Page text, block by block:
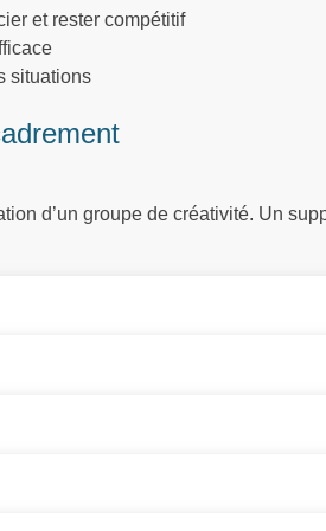
et rester compétitif
situations
d’un groupe de créativité. Un